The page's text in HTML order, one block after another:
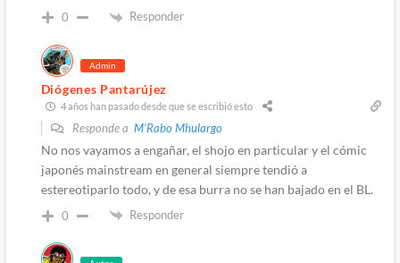
0 Responder
Admin
Diógenes Pantarújez
4 años han pasado desde que se escribió esto
Responde a M'Rabo Mhulargo
No nos vayamos a engañar, el shojo en particular y el cómic
japonés mainstream en general siempre tendió a
estereotiparlo todo, y de esa burra no se han bajado en el BL.
0 Responder